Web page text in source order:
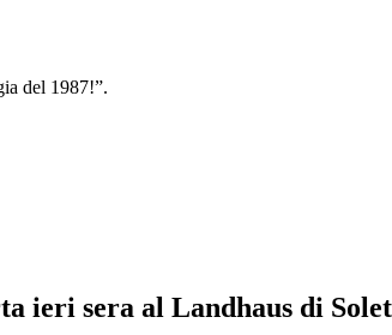
del 1987!”.
ieri sera al Landhaus di